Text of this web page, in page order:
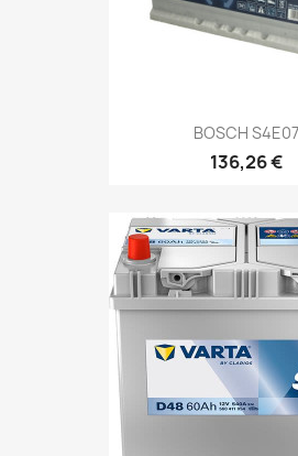
BOSCH S4E07
136,26 €